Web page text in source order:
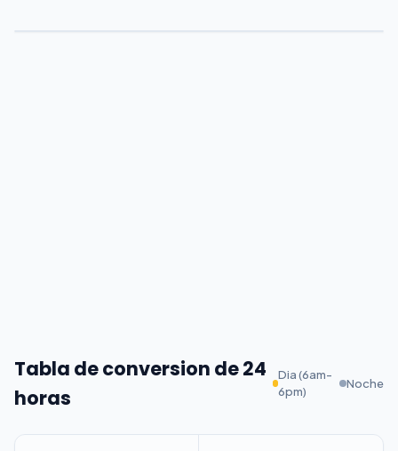
Tabla de conversion de 24
horas
Dia (6am-
6pm)
Noche